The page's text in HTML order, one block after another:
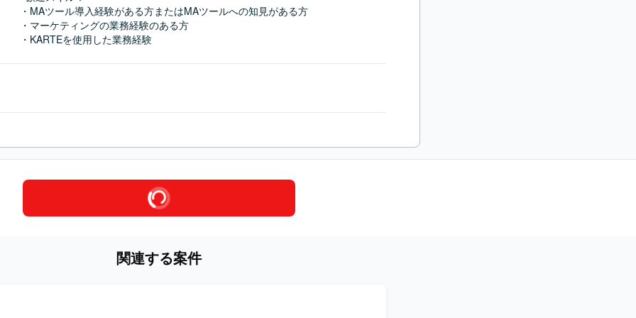
・MAツール導入経験がある方またはMAツールへの知見がある方
・マーケティングの業務経験のある方
・KARTEを使用した業務経験
関連する案件